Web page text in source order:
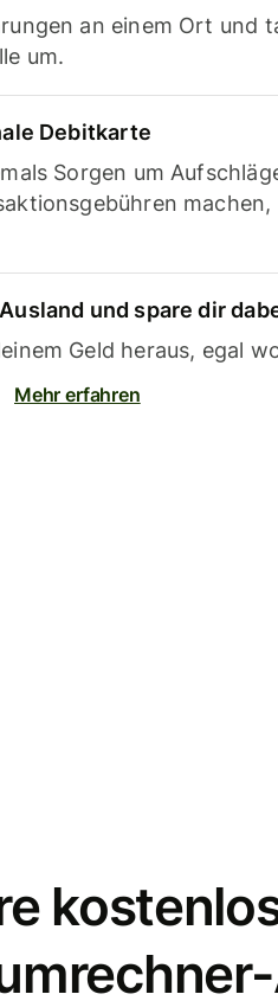
an einem Ort und
um.
Debitkarte
Sorgen um
und spare dir
Geld heraus, egal
Mehr erfahren